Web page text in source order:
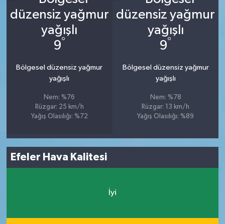
9°
Bölgesel düzensiz yağmur
yağışlı
Nem: %76
Rüzgar: 25 km/h
Yağış Olasılığı: %72
9°
Bölgesel düzensiz yağmur
yağışlı
Nem: %78
Rüzgar: 13 km/h
Yağış Olasılığı: %89
Efeler Hava Kalitesi
İyi